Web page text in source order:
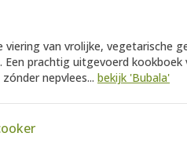
viering van vrolijke, vegetarische
Een prachtig uitgevoerd
nepvlees... bekijk 'Bubala'